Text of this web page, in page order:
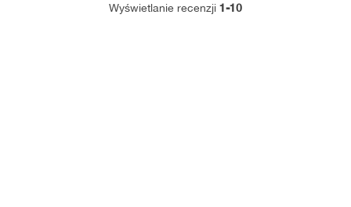
Wyświetlanie recenzji 1-10